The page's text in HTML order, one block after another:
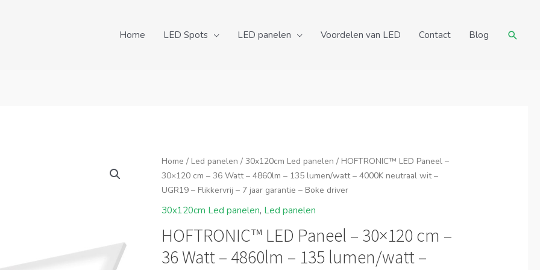
Home LED Spots LED panelen Voordelen van LED Contact Blog
Home / Led panelen /30x120cm Led panelen / HOFTRONIC™ LED Paneel –
30×120 cm – 36 Watt – 4860lm – 135 lumen/watt – 4000K neutraal wit –
UGR19 – Flikkervrij – 7 jaar garantie – Boke driver
30x120cm Led panelen, Led panelen
HOFTRONIC™ LED Paneel – 30×120 cm –
36 Watt – 4860lm – 135 lumen/watt –